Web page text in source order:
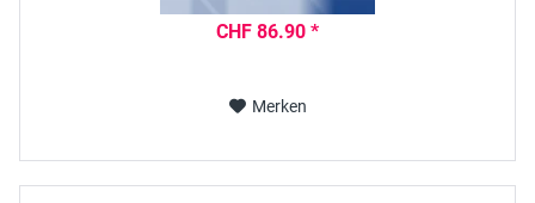
CHF 86.90 *
Merken